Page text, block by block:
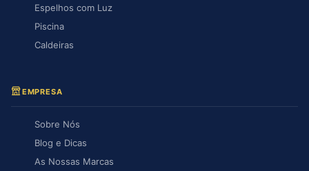
Espelhos com Luz
Piscina
Caldeiras
EMPRESA
Sobre Nós
Blog e Dicas
As Nossas Marcas